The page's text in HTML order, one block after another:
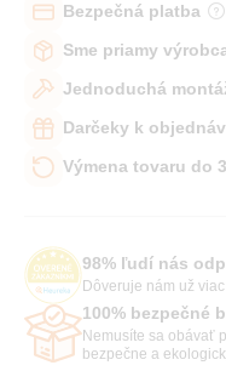
Bezpečná platba
Sme priamy
Jednoduchá
Darčeky k
Výmena tovaru do
98% ľudí nás
Dôveruje nám už
100% bezpečné
Nemusíte sa obávať
bezpečne a